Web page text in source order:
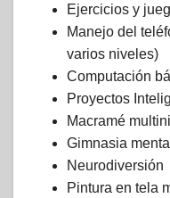
Ejercicios y
Manejo del
varios niveles)
Computación
Proyectos
Macramé
Gimnasia
Neurodiversión
Pintura en tela